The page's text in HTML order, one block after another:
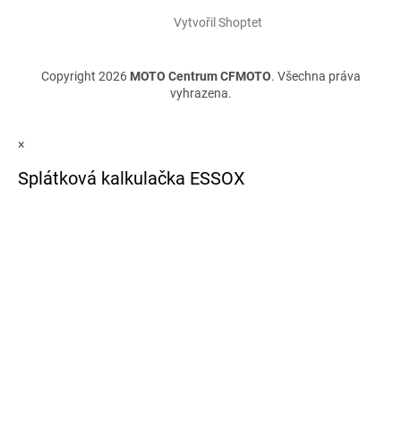
Vytvořil Shoptet
Copyright 2026 MOTO Centrum CFMOTO. Všechna práva
vyhrazena.
×
Splátková kalkulačka ESSOX